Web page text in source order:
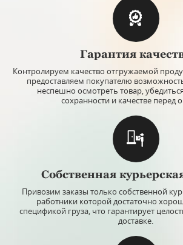
Гарантия
Контролируем качество отгружаемой
предоставляем покупателю
неспешно осмотреть товар,
сохранности и качестве перед
Собственная
Привозим заказы только собственной
работники которой достаточно
спецификой груза, что гарантирует
доставке.